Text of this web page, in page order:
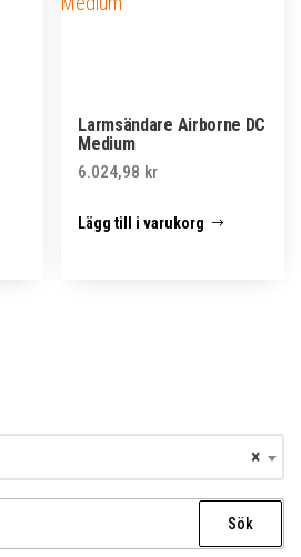
Larmsändare Airborne DC
Medium
6.024,98 kr
Lägg till i varukorg
×
Sök